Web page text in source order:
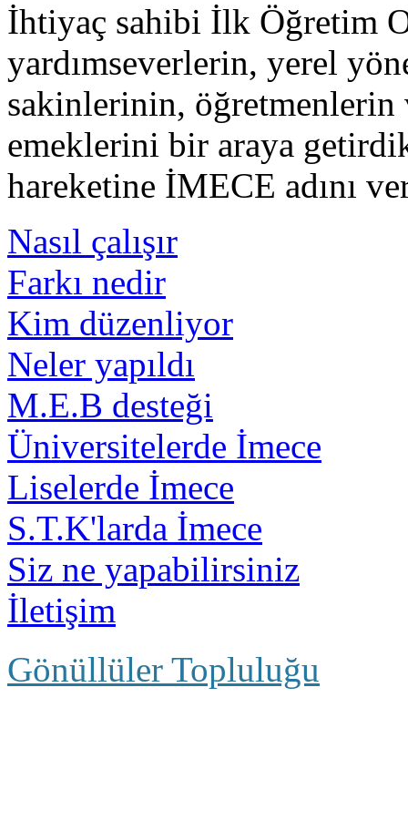
İhtiyaç sahibi İlk Öğretim
yardımseverlerin, yerel
sakinlerinin, öğretmenlerin
emeklerini bir araya
hareketine İMECE adını
Nasıl çalışır
Farkı nedir
Kim düzenliyor
Neler yapıldı
M.E.B desteği
Üniversitelerde İmece
Liselerde İmece
S.T.K'larda İmece
Siz ne yapabilirsiniz
İletişim
Gönüllüler Topluluğu